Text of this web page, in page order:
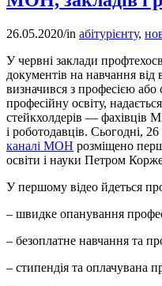
26.05.2020/in абітурієнту,
У червні заклади
документів на навчання
визначився з професією або
професійну освіту,
стейкхолдерів — фахівців
і роботодавців. Сьогодні,
каналі МОН розміщено
освіти і науки Петром
У першому відео йдеться
– швидке опанування
– безоплатне навчання та
– стипендія та оплачувана